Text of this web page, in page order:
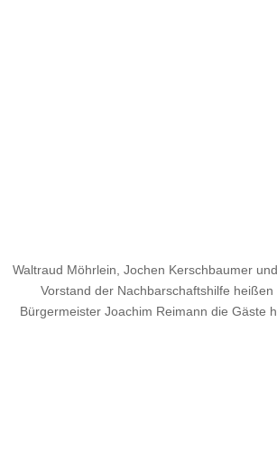
Waltraud Möhrlein, Jochen Kerschbaumer
Vorstand der Nachbarschaftshilfe
Bürgermeister Joachim Reimann die Gäste